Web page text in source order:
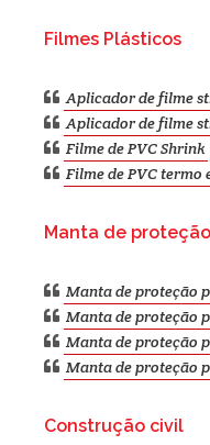
Filmes Plásticos
Aplicador de filme
Aplicador de filme
Filme de PVC Shrink
Filme de PVC termo
Manta de proteção
Manta de proteção
Manta de proteção
Manta de proteção
Manta de proteção
Construção civil